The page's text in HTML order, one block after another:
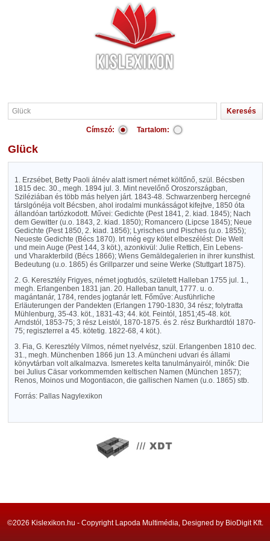
Címszó: Tartalom:
Glück
1. Erzsébet, Betty Paoli álnév alatt ismert német költőnő, szül. Bécsben
1815 dec. 30., megh. 1894 jul. 3. Mint nevelőnő Oroszországban,
Sziléziában és több más helyen járt. 1843-48. Schwarzenberg hercegné
társlgónéja volt Bécsben, ahol irodalmi munkásságot kifejtve, 1850 óta
állandóan tartózkodott. Művei: Gedichte (Pest 1841, 2. kiad. 1845); Nach
dem Gewitter (u.o. 1843, 2. kiad. 1850); Romancero (Lipcse 1845); Neue
Gedichte (Pest 1850, 2. kiad. 1856); Lyrisches und Pisches (u.o. 1855);
Neueste Gedichte (Bécs 1870). Irt még egy kötet elbeszélést: Die Welt
und mein Auge (Pest 144, 3 köt.), azonkivül: Julie Rettich, Ein Lebens-
und Vharakterbild (Bécs 1866); Wiens Gemäldegalerien in ihrer kunsthist.
Bedeutung (u.o. 1865) és Grillparzer und seine Werke (Stuttgart 1875).
2. G. Keresztély Frigyes, német jogtudós, született Halleban 1755 jul. 1.,
megh. Erlangenben 1831 jan. 20. Halleban tanult, 1777. u. o.
magántanár, 1784, rendes jogtanár lett. Főműve: Ausführliche
Erläuterungen der Pandekten (Erlangen 1790-1830, 34 rész; folytratta
Mühlenburg, 35-43. köt., 1831-43; 44. köt. Feintól, 1851;45-48. köt.
Arndstól, 1853-75; 3 rész Leistól, 1870-1875. és 2. rész Burkhardtól 1870-
75; regiszterrel a 45. kötetig. 1822-68, 4 köt.).
3. Fia, G. Keresztély Vilmos, német nyelvész, szül. Erlangenben 1810 dec.
31., megh. Münchenben 1866 jun 13. A müncheni udvari és állami
könyvtárban volt alkalmazva. Ismeretes kelta tanulmányairól, minők: Die
bei Julius Cäsar vorkommemden keltischen Namen (München 1857);
Renos, Moinos und Mogontiacon, die gallischen Namen (u.o. 1865) stb.
Forrás: Pallas Nagylexikon
©2026 Kislexikon.hu - Copyright Lapoda Multimédia, Designed by BioDigit Kft.